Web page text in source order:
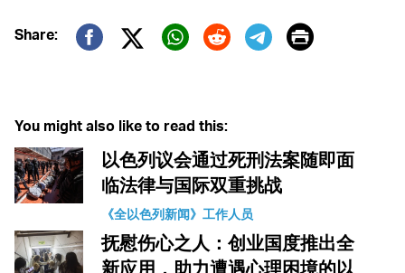
Share:
Twitter (X)
Print
You might also like to read this:
以色列议会通过死刑法案随即面
临法律与国际双重挑战
《全以色列新闻》工作人员
抚慰伤心之人：创业国度推出全
新应用，助力遭遇心理困境的以